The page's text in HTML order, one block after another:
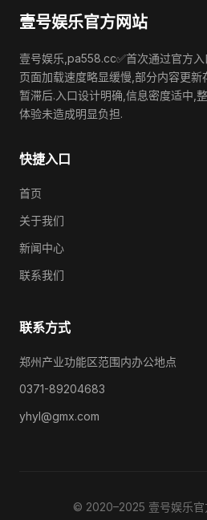
壹号娱乐官方网站
壹号娱乐,pa558.cc✅首次通过官方入
页面加载速度略显缓慢,部分内容更新
暂滞后.入口设计明确,信息密度适中,
体验未造成明显负担.
快捷入口
首页
关于我们
新闻中心
联系我们
联系方式
郑州产业功能区范围内办公地点
0371-89204683
yhyl@gmx.com
© 2020–2025 壹号娱乐官